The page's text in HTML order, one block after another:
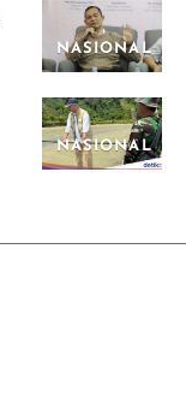
NASIONAL
NASIONAL